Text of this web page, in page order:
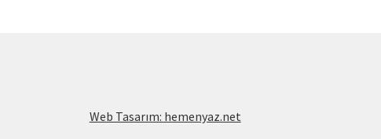
Web Tasarım: hemenyaz.net